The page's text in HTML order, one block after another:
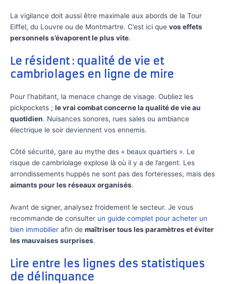
La vigilance doit aussi être maximale aux abords de la Tour
Eiffel, du Louvre ou de Montmartre. C’est ici que vos effets
personnels s’évaporent le plus vite.
Le résident : qualité de vie et
cambriolages en ligne de mire
Pour l’habitant, la menace change de visage. Oubliez les
pickpockets ; le vrai combat concerne la qualité de vie au
quotidien. Nuisances sonores, rues sales ou ambiance
électrique le soir deviennent vos ennemis.
Côté sécurité, gare au mythe des « beaux quartiers ». Le
risque de cambriolage explose là où il y a de l’argent. Les
arrondissements huppés ne sont pas des forteresses, mais des
aimants pour les réseaux organisés.
Avant de signer, analysez froidement le secteur. Je vous
recommande de consulter un guide complet pour acheter un
bien immobilier afin de maîtriser tous les paramètres et éviter
les mauvaises surprises.
Lire entre les lignes des statistiques
de délinquance